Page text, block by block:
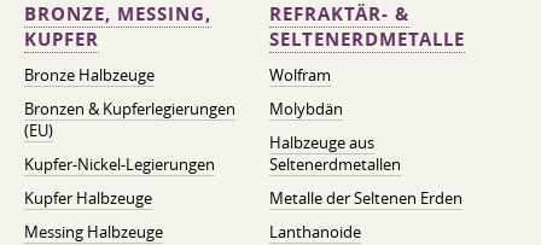
BRONZE, MESSING,
KUPFER
Bronze Halbzeuge
Bronzen & Kupferlegierungen
(EU)
Kupfer-Nickel-Legierungen
Kupfer Halbzeuge
Messing Halbzeuge
REFRAKTÄR- &
SELTENERDMETALLE
Wolfram
Molybdän
Halbzeuge aus
Seltenerdmetallen
Metalle der Seltenen Erden
Lanthanoide